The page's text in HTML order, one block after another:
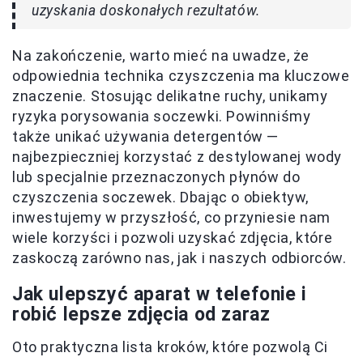
uzyskania doskonałych rezultatów.
Na zakończenie, warto mieć na uwadze, że
odpowiednia technika czyszczenia ma kluczowe
znaczenie. Stosując delikatne ruchy, unikamy
ryzyka porysowania soczewki. Powinniśmy
także unikać używania detergentów —
najbezpieczniej korzystać z destylowanej wody
lub specjalnie przeznaczonych płynów do
czyszczenia soczewek. Dbając o obiektyw,
inwestujemy w przyszłość, co przyniesie nam
wiele korzyści i pozwoli uzyskać zdjęcia, które
zaskoczą zarówno nas, jak i naszych odbiorców.
Jak ulepszyć aparat w telefonie i
robić lepsze zdjęcia od zaraz
Oto praktyczna lista kroków, które pozwolą Ci